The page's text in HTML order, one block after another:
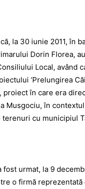
la 30 iunie 2011, în
Dorin Florea,
Local, având
‘Prelungirea
proiect în care era
Musgociu, în
terenuri cu municipiul
fost urmat, la 9
o firmă reprezentată